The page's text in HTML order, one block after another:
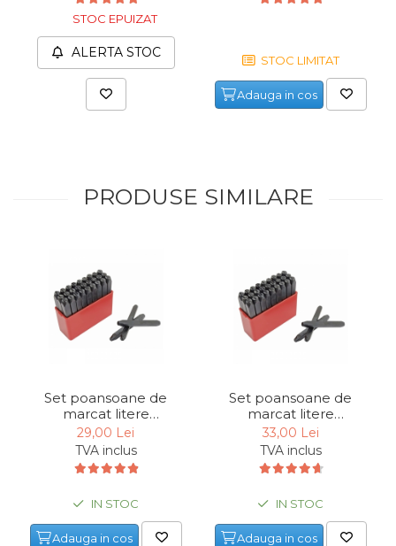
STOC EPUIZAT
ALERTA STOC STOC LIMITAT
Adauga in cos
PRODUSE SIMILARE
Set poansoane de
marcat litere
Mannesmann 244-04,
4 mm, 26 piese
29,00 Lei
TVA inclus
IN STOC
Adauga in cos
Set poansoane de
marcat litere
Mannesmann 244-05,
5 mm, 26 piese
33,00 Lei
TVA inclus
IN STOC
Adauga in cos